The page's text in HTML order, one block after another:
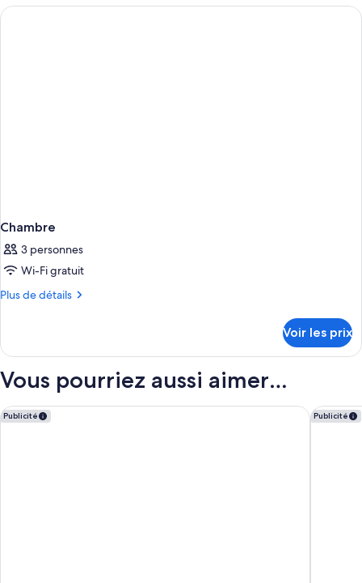
type
de
Chambre
3 personnes
Wi-Fi gratuit
Plus de détails
Plus
le
de
Chambre
Voir les prix
Vous pourriez aussi aimer…
Publicité
Kennigo Hotel Brisbane, Independent Collection by EVTPublicité
Swiss-